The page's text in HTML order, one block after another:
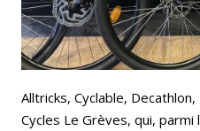
Bluesky
Alltricks, Cyclable,
Cycles Le Grèves, qui,